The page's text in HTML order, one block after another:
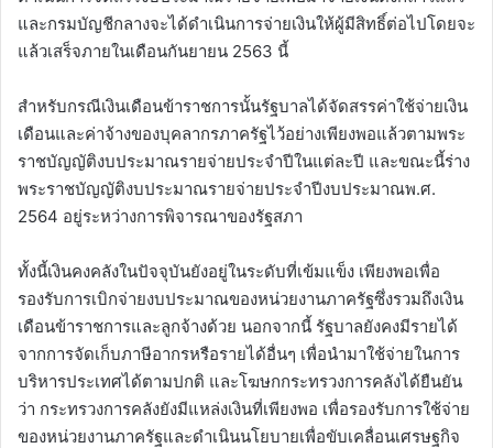
และกรมบัญชีกลางจะได้ดำเนินการจ่ายเงินให้ผู้มีสิทธิ์ต่อไปโดยจะ
แล้วเสร็จภายในเดือนกันยายน 2563 นี้
สำหรับกรณีเงินเดือนข้าราชการนั้นรัฐบาลได้จัดสรรค่าใช้จ่ายเงิน
เดือนและค่าจ้างของบุคลากรภาครัฐไว้อย่างเพียงพอแล้วตามพระ
ราชบัญญัติงบประมาณรายจ่ายประจำปีในแต่ละปี และขณะนี้ร่าง
พระราชบัญญัติงบประมาณรายจ่ายประจำปีงบประมาณพ.ศ.
2564 อยู่ระหว่างการพิจารณาของรัฐสภา
ทั้งนี้เงินคงคลังในปัจจุบันยังอยู่ในระดับที่เข้มแข็ง เพียงพอเพื่อ
รองรับการเบิกจ่ายงบประมาณของหน่วยงานภาครัฐซึ่งรวมถึงเงิน
เดือนข้าราชการและลูกจ้างด้วย นอกจากนี้ รัฐบาลยังคงมีรายได้
จากการจัดเก็บภาษีอากรหรือรายได้อื่นๆ เพื่อนำมาใช้จ่ายในการ
บริหารประเทศได้ตามปกติ และโฆษกกระทรวงการคลังได้ยืนยัน
ว่า กระทรวงการคลังยังมีแหล่งเงินที่เพียงพอ เพื่อรองรับการใช้จ่าย
ของหน่วยงานภาครัฐและดำเนินนโยบายเพื่อขับเคลื่อนเศรษฐกิจ